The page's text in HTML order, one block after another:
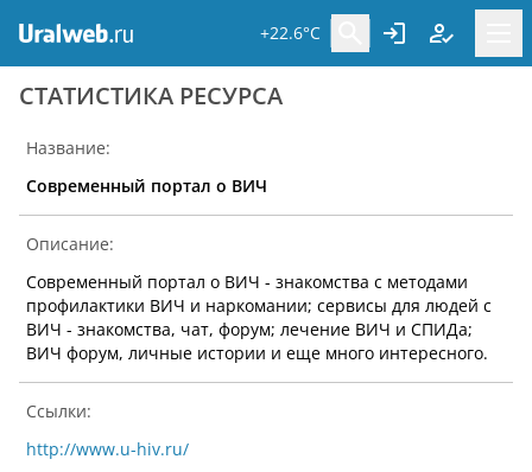
+22.6°C
CТАТИСТИКА РЕСУРСА
Название:
Современный портал о ВИЧ
Описание:
Современный портал о ВИЧ - знакомства с методами
профилактики ВИЧ и наркомании; сервисы для людей с
ВИЧ - знакомства, чат, форум; лечение ВИЧ и СПИДа;
ВИЧ форум, личные истории и еще много интересного.
Ссылки:
http://www.u-hiv.ru/